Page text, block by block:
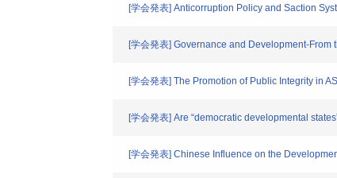
[学会発表] Anticorruption Policy and Saction
[学会発表] Governance and Development-From
[学会発表] The Promotion of Public Integrity in
[学会発表] Are “democratic developmental
[学会発表] Chinese Influence on the